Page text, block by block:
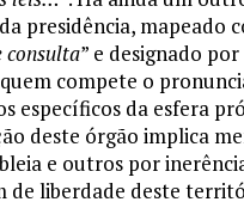
presidência, mapeado
” e designado
compete o
específicos da esfera
deste órgão implica
e outros por
de liberdade deste